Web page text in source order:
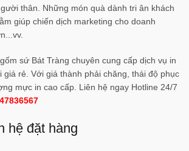
thân. Những món quà dành tri ân khách
giúp chiến dịch marketing cho doanh
sứ Bát Tràng chuyên cung cấp dịch vụ in
giá rẻ. Với giá thành phải chăng, thái độ phục
mực in cao cấp. Liên hệ ngay Hotline 24/7
hệ đặt hàng